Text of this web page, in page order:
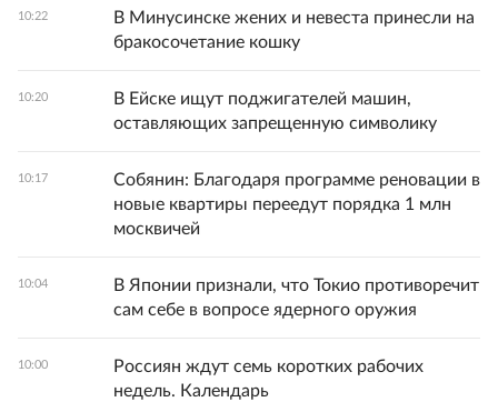
10:22
В Минусинске жених и невеста принесли на
бракосочетание кошку
10:20
В Ейске ищут поджигателей машин,
оставляющих запрещенную символику
10:17
Собянин: Благодаря программе реновации в
новые квартиры переедут порядка 1 млн
москвичей
10:04
В Японии признали, что Токио противоречит
сам себе в вопросе ядерного оружия
10:00
Россиян ждут семь коротких рабочих
недель. Календарь